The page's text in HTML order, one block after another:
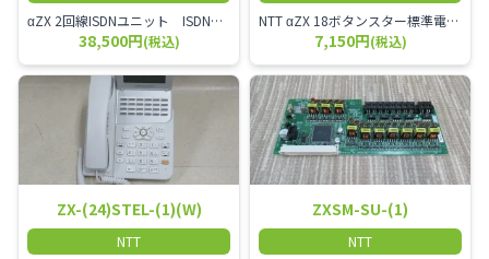
αZX 2回線ISDNユニット ISDN回線を2本収容可能です。
38,500円(税込)
NTT αZX 18ボタンスター標準電話機(白)
7,150円(税込)
ZX-(24)STEL-(1)(W)
NTT
ZXSM-SU-(1)
NTT